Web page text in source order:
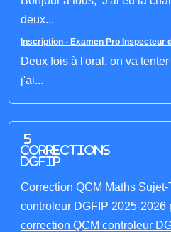
deux...
Inscription - Examen Pro Inspecteur
Deux fois à l'oral, on va
j'ai...
5
corrections
DGFIP
Correction QCM Maths
controleur DGFIP 2025-2026
correction QCM controleur